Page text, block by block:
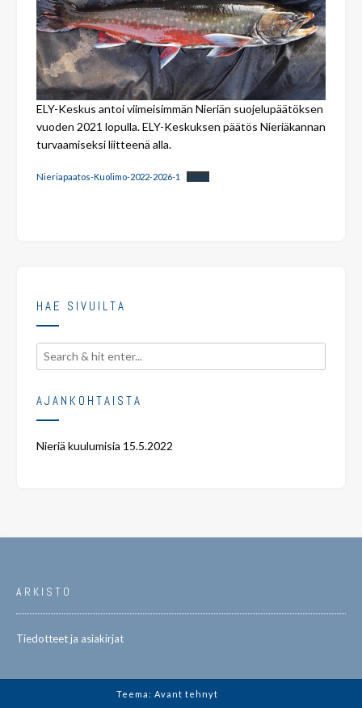
ELY-Keskus antoi viimeisimmän Nieriän suojelupäätöksen
vuoden 2021 lopulla. ELY-Keskuksen päätös Nieriäkannan
turvaamiseksi liitteenä alla.
Nieriapaatos-Kuolimo-2022-2026-1 Lataa
HAE SIVUILTA
AJANKOHTAISTA
Nieriä kuulumisia 15.5.2022
ARKISTO
Tiedotteet ja asiakirjat
Teema: Avant tehnyt